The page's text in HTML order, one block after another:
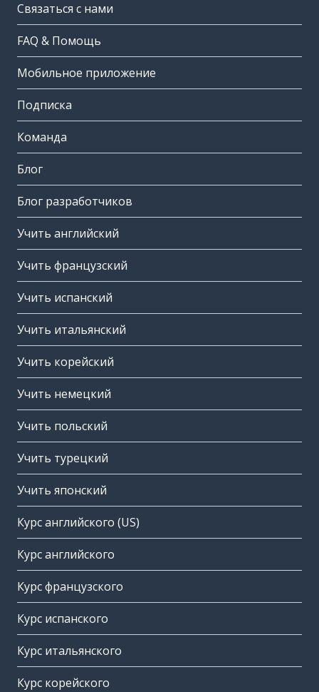
Связаться с нами
FAQ & Помощь
Мобильное приложение
Подписка
Команда
Блог
Блог разработчиков
Учить английский
Учить французский
Учить испанский
Учить итальянский
Учить корейский
Учить немецкий
Учить польский
Учить турецкий
Учить японский
Курс английского (US)
Курс английского
Курс французского
Курс испанского
Курс итальянского
Курс корейского